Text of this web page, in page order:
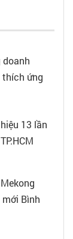
doanh
thích ứng
13 lần
Bình